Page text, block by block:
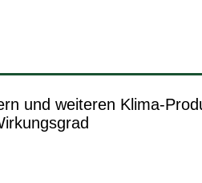
und weiteren Klima-